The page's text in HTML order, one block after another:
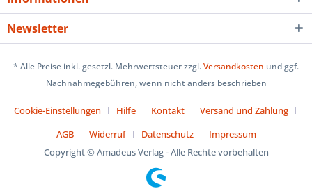
Newsletter
* Alle Preise inkl. gesetzl. Mehrwertsteuer zzgl.Versandkosten und ggf.
Nachnahmegebühren, wenn nicht anders beschrieben
Cookie-Einstellungen Hilfe Kontakt
Versand und Zahlung
AGB
Widerruf Datenschutz
Impressum
Copyright © Amadeus Verlag - Alle Rechte vorbehalten